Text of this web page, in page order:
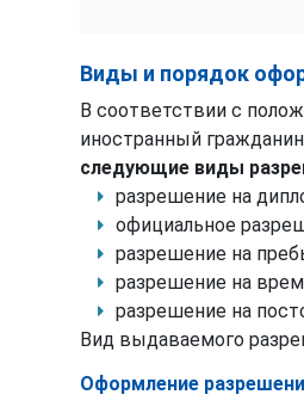
Виды и порядок
В соответствии с
иностранный
следующие виды
разрешение на
официальное
разрешение на
разрешение на
разрешение на
Вид выдаваемого
Оформление